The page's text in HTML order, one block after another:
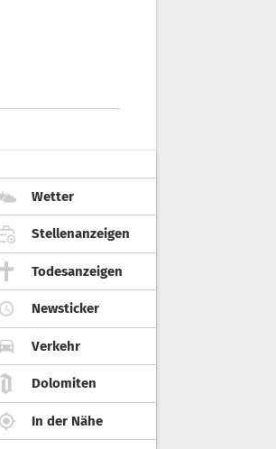
Wetter
Stellenanzeigen
Todesanzeigen
Newsticker
Verkehr
Dolomiten
In der Nähe